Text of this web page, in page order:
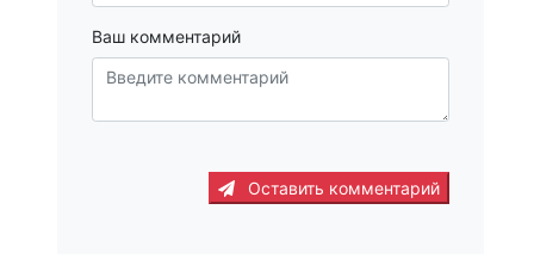
Ваш комментарий
Оставить комментарий